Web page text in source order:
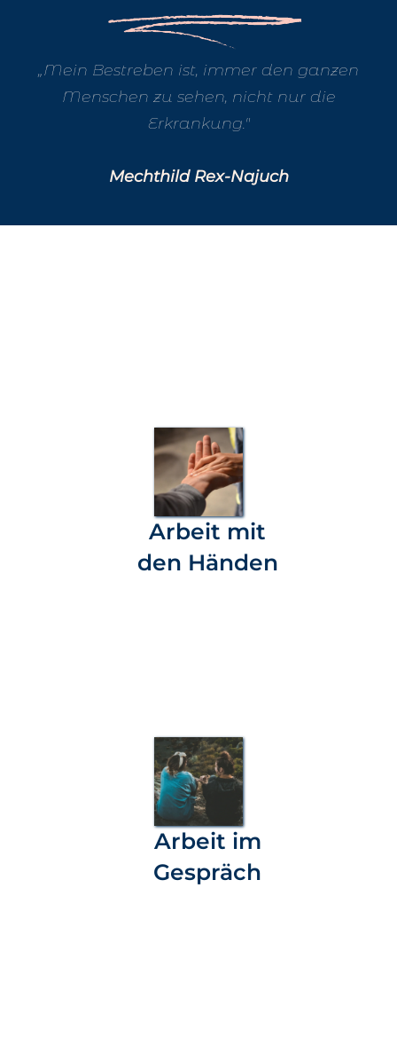
„Mein Bestreben ist, immer den ganzen
Menschen zu sehen, nicht nur die
Erkrankung."
Mechthild Rex-Najuch
Arbeit mit
den Händen
Arbeit im
Gespräch